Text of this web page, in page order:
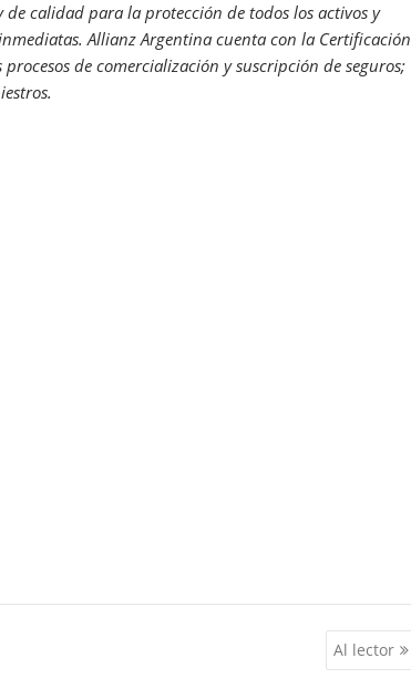
calidad para la protección de todos los activos y
Allianz Argentina cuenta con la Certificación
de comercialización y suscripción de seguros;
Al lector